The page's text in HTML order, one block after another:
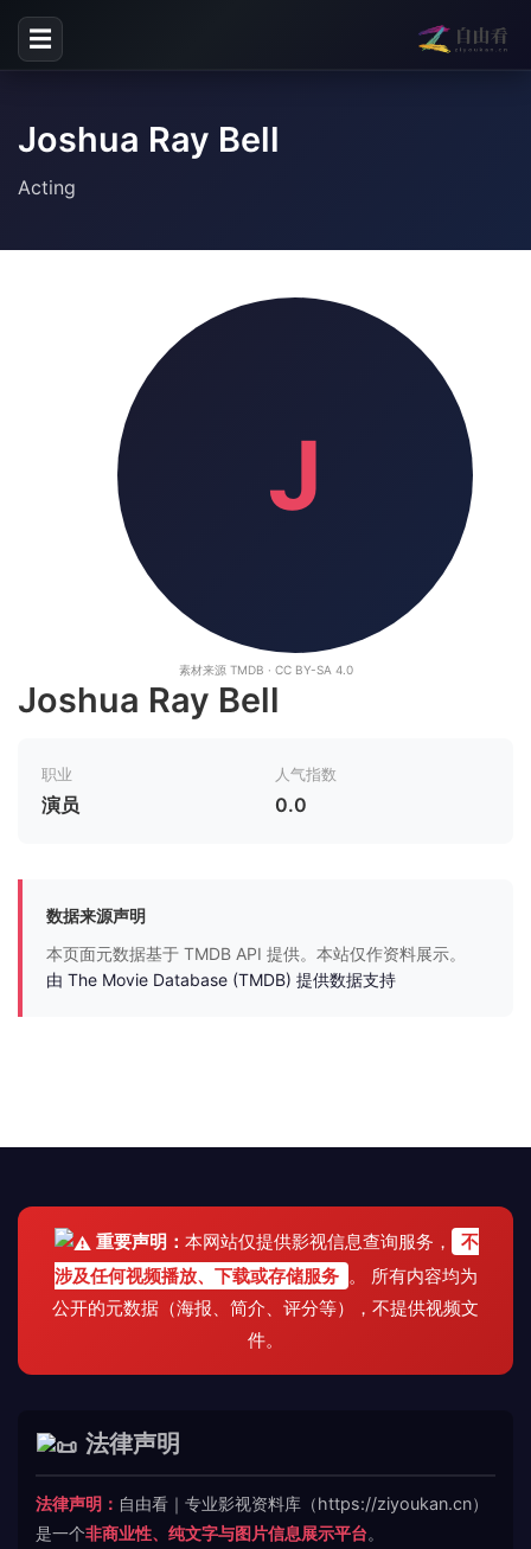
☰
Joshua Ray Bell
Acting
J
素材来源 TMDB · CC BY-SA 4.0
Joshua Ray Bell
职业
演员
人气指数
0.0
数据来源声明
本页面元数据基于 TMDB API 提供。本站仅作资料展示。
由 The Movie Database (TMDB) 提供数据支持
重要声明： 本网站仅提供影视信息查询服务，
不
涉及任何视频播放、下载或存储服务 。 所有内容均为
公开的元数据（海报、简介、评分等），不提供视频文
件。
法律声明
法律声明： 自由看｜专业影视资料库（https://ziyoukan.cn）
是一个非商业性、纯文字与图片信息展示平台。